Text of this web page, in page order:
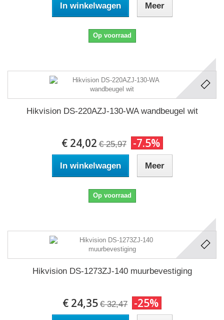
In winkelwagen Meer
Op voorraad
Hikvision DS-220AZJ-130-WA wandbeugel wit
€ 24,02 € 25,97 -7.5%
In winkelwagen Meer
Op voorraad
Hikvision DS-1273ZJ-140 muurbevestiging
€ 24,35 € 32,47 -25%